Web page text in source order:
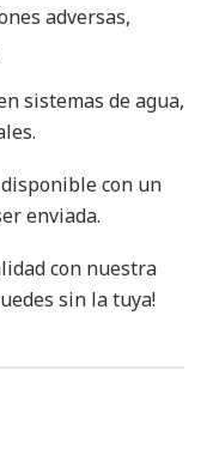
adversas,
sistemas de agua,
con un
enviada.
con nuestra
sin la tuya!